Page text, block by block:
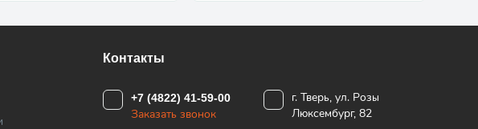
Контакты
+7 (4822) 41-59-00
Заказать звонок
г. Тверь, ул. Розы
Люксембург, 82